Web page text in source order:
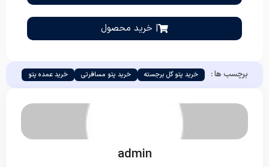
| خرید محصول
برچسب ها : خرید پتو گل برجسته خرید پتو مسافرتی خرید عمده پتو
admin